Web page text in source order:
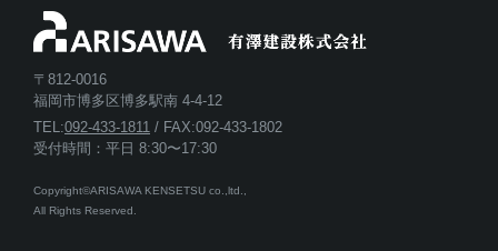
〒812-0016
福岡市博多区博多駅南 4-4-12
TEL:092-433-1811 / FAX:092-433-1802
受付時間：平日 8:30〜17:30
Copyright©ARISAWA KENSETSU co.,ltd.,
All Rights Reserved.